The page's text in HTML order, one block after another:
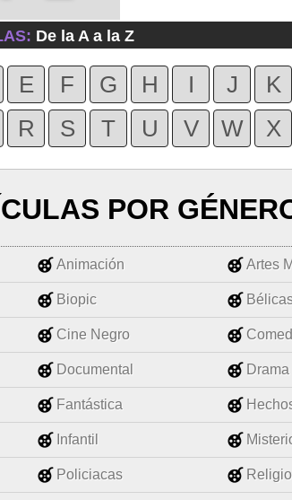
De la A a la Z
E F G H I J K
R S T U V W X
POR
Animación Artes
Biopic
Cine Negro
Documental Drama
Fantástica
Infantil
Policiacas